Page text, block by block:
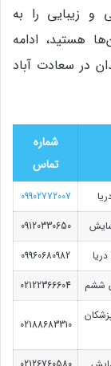
زیبایی را به
هستید، ادامه
پروتز دندان در سعادت آباد
شماره
تماس
09902772007
09120330650
09960680982
ششم 02122366604
02188683310